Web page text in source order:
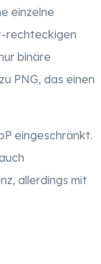
einzelne
rechteckigen
binäre
PNG, das einen
eingeschränkt.
allerdings mit